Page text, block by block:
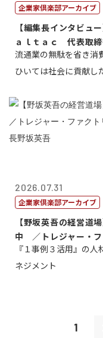
企業家倶楽部アーカイブ
【編集長インタビュ
ａｌｔａｃ 代表取
長三木田國夫
流通業の無駄を省き消
ひいては社会に貢献し
2026.07.31
企業家倶楽部アーカイブ
【野坂英吾の経営道場
中 ／トレジャー・フ
トリー社長野坂...
『１事例３活用』の人
ネジメント
1